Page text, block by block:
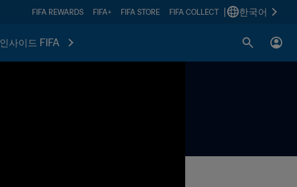
FIFA REWARDS FIFA+ FIFA STORE FIFA COLLECT 한국어
인사이드 FIFA